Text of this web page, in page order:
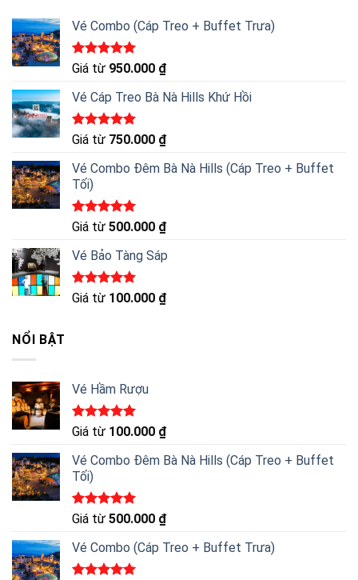
Vé Combo (Cáp Treo + Buffet Trưa)
Được xếp
5 sao
Giá từ 950.000 ₫
Vé Cáp Treo Bà Nà Hills Khứ Hồi
Được xếp
5 sao
Giá từ 750.000 ₫
Vé Combo Đêm Bà Nà Hills (Cáp Treo + Buffet
Tối)
Được xếp
5 sao
Giá từ 500.000 ₫
Vé Bảo Tàng Sáp
Được xếp
Giá từ 100.000 ₫
NỔI BẬT
Vé Hầm Rượu
Được xếp
5 sao
Giá từ 100.000 ₫
Vé Combo Đêm Bà Nà Hills (Cáp Treo + Buffet
Tối)
Được xếp
5 sao
Giá từ 500.000 ₫
Vé Combo (Cáp Treo + Buffet Trưa)